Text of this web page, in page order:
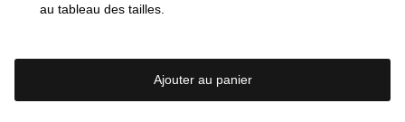
au tableau des tailles.
Ajouter au panier